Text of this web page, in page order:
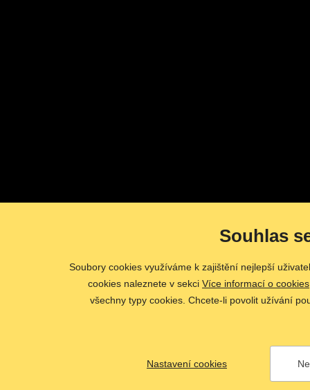
Souhlas
Soubory cookies využíváme k zajištění nejlepší
cookies naleznete v sekci Více informací o cookies
všechny typy cookies. Chcete-li povolit užívání
Nastavení cookies